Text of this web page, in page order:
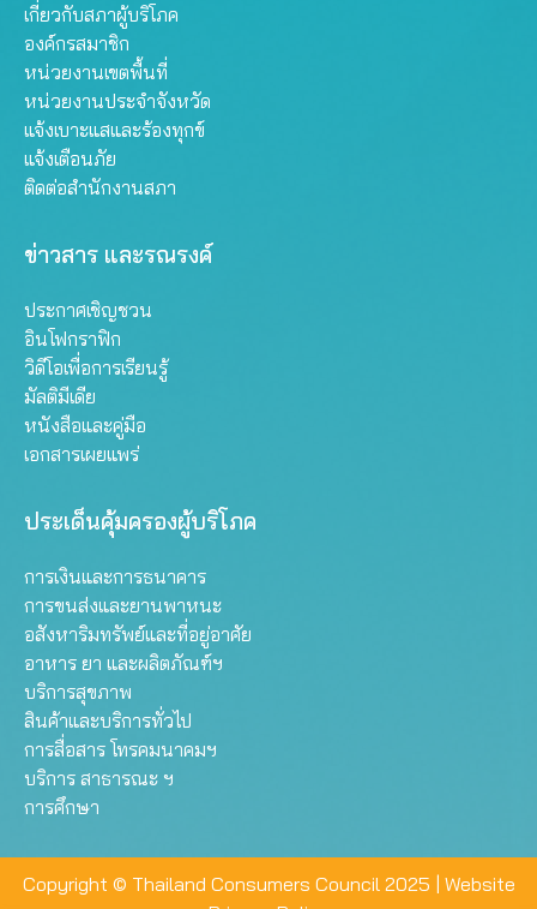
เกี่ยวกับสภาผู้บริโภค
องค์กรสมาชิก
หน่วยงานเขตพื้นที่
หน่วยงานประจำจังหวัด
แจ้งเบาะแสและร้องทุกข์
แจ้งเตือนภัย
ติดต่อสำนักงานสภา
ข่าวสาร และรณรงค์
ประกาศเชิญชวน
อินโฟกราฟิก
วิดีโอเพื่อการเรียนรู้
มัลติมีเดีย
หนังสือและคู่มือ
เอกสารเผยแพร่
ประเด็นคุ้มครองผู้บริโภค
การเงินและการธนาคาร
การขนส่งและยานพาหนะ
อสังหาริมทรัพย์และที่อยู่อาศัย
อาหาร ยา และผลิตภัณฑ์ฯ
บริการสุขภาพ
สินค้าและบริการทั่วไป
การสื่อสาร โทรคมนาคมฯ
บริการ สาธารณะ ฯ
การศึกษา
Copyright © Thailand Consumers Council 2025 | Website